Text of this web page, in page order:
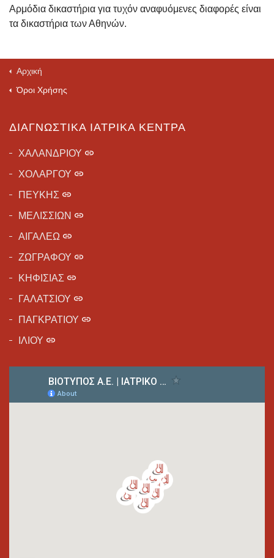
Αρμόδια δικαστήρια για τυχόν αναφυόμενες διαφορές είναι
τα δικαστήρια των Αθηνών.
Αρχική
Όροι Χρήσης
ΔΙΑΓΝΩΣΤΙΚΆ ΙΑΤΡΙΚΆ ΚΈΝΤΡΑ
ΧΑΛΑΝΔΡΙΟΥ
ΧΟΛΑΡΓΟΥ
ΠΕΥΚΗΣ
ΜΕΛΙΣΣΙΩΝ
ΑΙΓΑΛΕΩ
ΖΩΓΡΑΦΟΥ
ΚΗΦΙΣΙΑΣ
ΓΑΛΑΤΣΙΟΥ
ΠΑΓΚΡΑΤΙΟΥ
ΙΛΙΟΥ